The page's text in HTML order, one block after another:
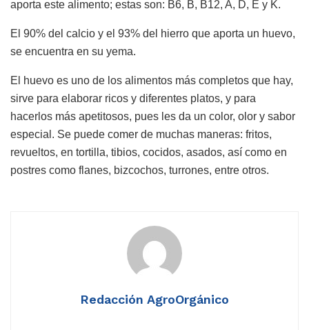
aporta este alimento; estas son: B6, B, B12, A, D, E y K.
El 90% del calcio y el 93% del hierro que aporta un huevo,
se encuentra en su yema.
El huevo es uno de los alimentos más completos que hay,
sirve para elaborar ricos y diferentes platos, y para
hacerlos más apetitosos, pues les da un color, olor y sabor
especial. Se puede comer de muchas maneras: fritos,
revueltos, en tortilla, tibios, cocidos, asados, así como en
postres como flanes, bizcochos, turrones, entre otros.
Redacción AgroOrgánico